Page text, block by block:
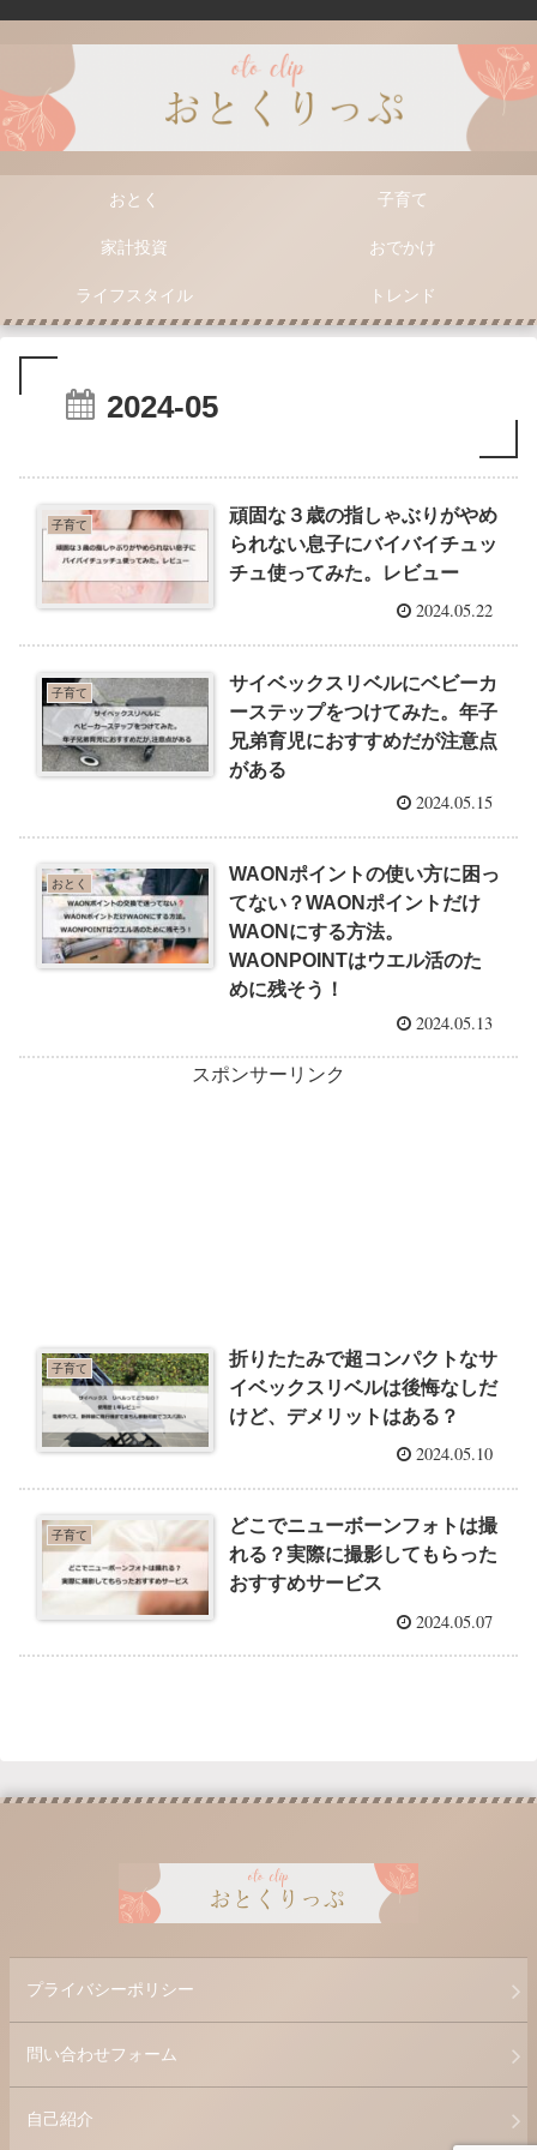
おとく 子育て
家計投資 おでかけ
ライフスタイル トレンド
2024-05
子育て
頑固な３歳の指しゃぶりがやめ
られない息子にバイバイチュッ
チュ使ってみた。レビュー
2024.05.22
子育て
サイベックスリベルにベビーカ
ーステップをつけてみた。年子
兄弟育児におすすめだが注意点
がある
2024.05.15
おとく
WAONポイントの使い方に困っ
てない？WAONポイントだけ
WAONにする方法。
WAONPOINTはウエル活のた
めに残そう！
2024.05.13
スポンサーリンク
子育て
折りたたみで超コンパクトなサ
イベックスリベルは後悔なしだ
けど、デメリットはある？
2024.05.10
子育て
どこでニューボーンフォトは撮
れる？実際に撮影してもらった
おすすめサービス
2024.05.07
プライバシーポリシー
問い合わせフォーム
自己紹介